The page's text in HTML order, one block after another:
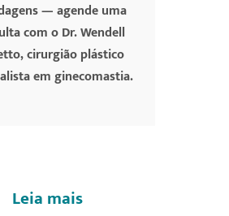
— agende uma
com o Dr. Wendell
cirurgião plástico
em ginecomastia.
Leia mais